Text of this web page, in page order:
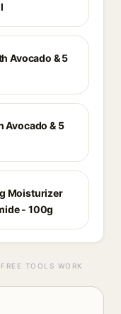
Avocado & 5
Avocado & 5
Moisturizer
- 100g
TOOLS WORK